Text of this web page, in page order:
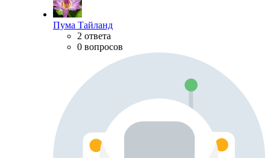
Пума Тайланд
2 ответа
0 вопросов